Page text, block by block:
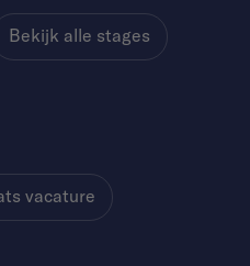
Bekijk alle stages
vacature